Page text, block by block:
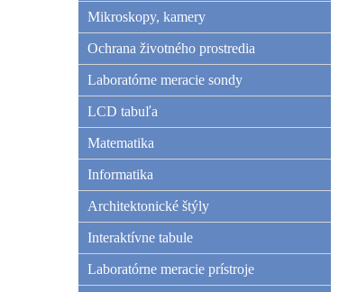
Mikroskopy, kamery
Ochrana životného prostredia
Laboratórne meracie sondy
LCD tabuľa
Matematika
Informatika
Architektonické štýly
Interaktívne tabule
Laboratórne meracie prístroje